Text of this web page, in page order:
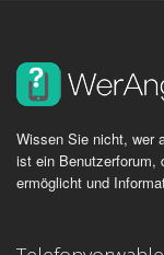
Wissen Sie nicht, wer
ist ein Benutzerforum,
ermöglicht und